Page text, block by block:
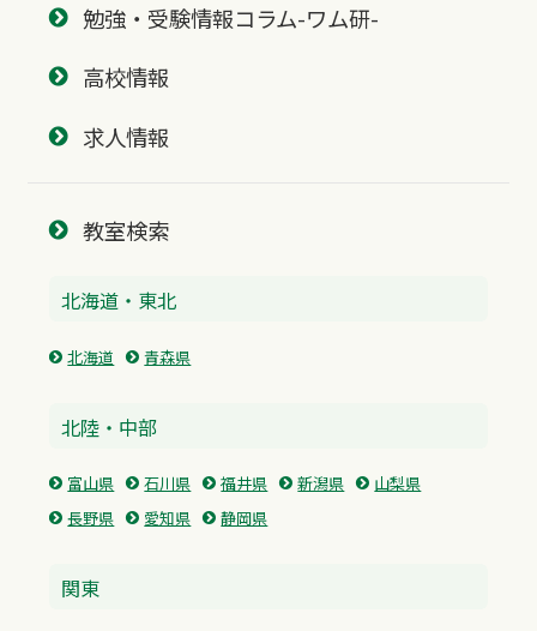
勉強・受験情報コラム-ワム研-
高校情報
求人情報
教室検索
北海道・東北
北海道 青森県
北陸・中部
富山県 石川県 福井県 新潟県
山梨県
長野県
愛知県 静岡県
関東